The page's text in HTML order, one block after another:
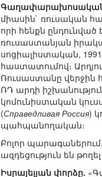
Գաղափարախոսական
միասին` ռուսական
որի հենքն
ռուսաստանյան
սոցիալիստական,
հաստատումով։
Ռուսաստանը վերջին
ՌԴ արդի
կոմունիստական
(Справедливая Россия)
պահպանողական։
Բոլոր
ազդեցություն են
Իսրայելյան փորձը.